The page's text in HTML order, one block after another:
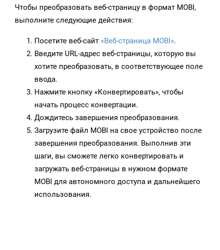
Чтобы преобразовать веб-страницу в формат MOBI,
выполните следующие действия:
Посетите веб-сайт «Веб-страница MOBI».
Введите URL-адрес веб-страницы, которую вы
хотите преобразовать, в соответствующее поле
ввода.
Нажмите кнопку «Конвертировать», чтобы
начать процесс конвертации.
Дождитесь завершения преобразования.
Загрузите файл MOBI на свое устройство после
завершения преобразования. Выполнив эти
шаги, вы сможете легко конвертировать и
загружать веб-страницы в нужном формате
MOBI для автономного доступа и дальнейшего
использования.